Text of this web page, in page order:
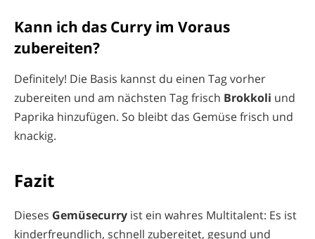
Kann ich das Curry im Voraus
zubereiten?
Definitely! Die Basis kannst du einen Tag vorher
zubereiten und am nächsten Tag frisch Brokkoli und
Paprika hinzufügen. So bleibt das Gemüse frisch und
knackig.
Fazit
Dieses Gemüsecurry ist ein wahres Multitalent: Es ist
kinderfreundlich, schnell zubereitet, gesund und